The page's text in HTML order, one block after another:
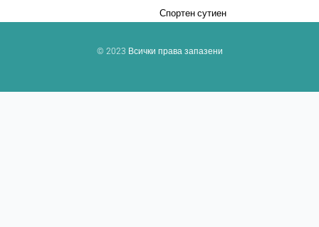
Спортен сутиен
© 2023 Всички права запазени